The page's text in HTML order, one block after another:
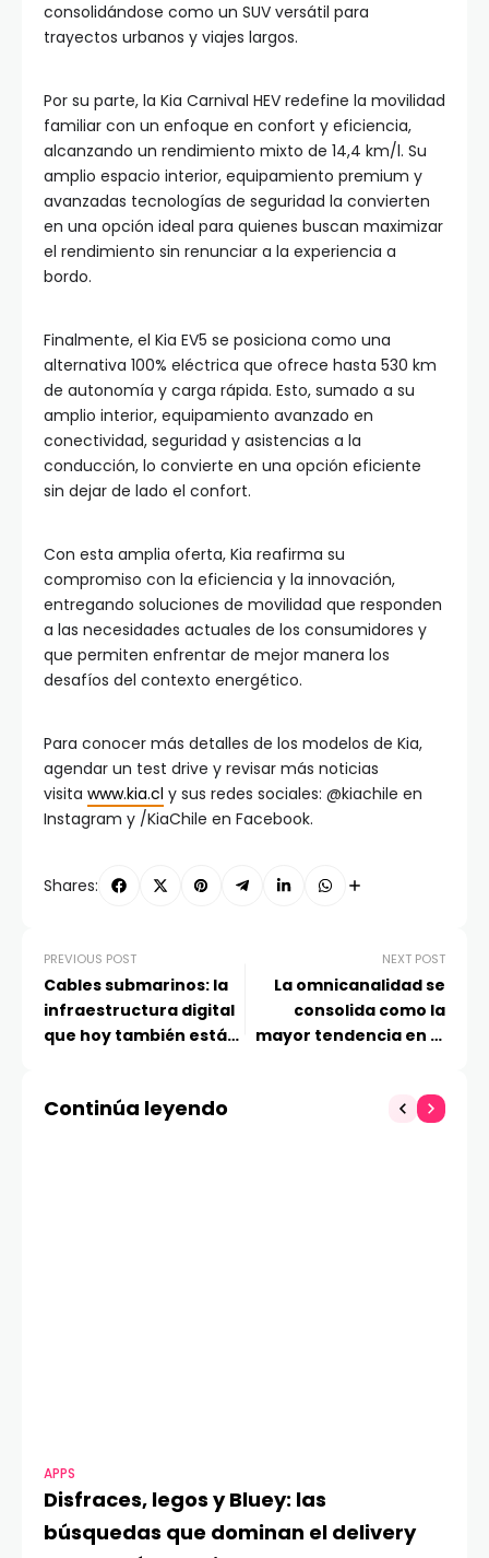
consolidándose como un SUV versátil para
trayectos urbanos y viajes largos.
Por su parte, la Kia Carnival HEV redefine la movilidad
familiar con un enfoque en confort y eficiencia,
alcanzando un rendimiento mixto de 14,4 km/l. Su
amplio espacio interior, equipamiento premium y
avanzadas tecnologías de seguridad la convierten
en una opción ideal para quienes buscan maximizar
el rendimiento sin renunciar a la experiencia a
bordo.
Finalmente, el Kia EV5 se posiciona como una
alternativa 100% eléctrica que ofrece hasta 530 km
de autonomía y carga rápida. Esto, sumado a su
amplio interior, equipamiento avanzado en
conectividad, seguridad y asistencias a la
conducción, lo convierte en una opción eficiente
sin dejar de lado el confort.
Con esta amplia oferta, Kia reafirma su
compromiso con la eficiencia y la innovación,
entregando soluciones de movilidad que responden
a las necesidades actuales de los consumidores y
que permiten enfrentar de mejor manera los
desafíos del contexto energético.
Para conocer más detalles de los modelos de Kia,
agendar un test drive y revisar más noticias
visita www.kia.cl y sus redes sociales: @kiachile en
Instagram y /KiaChile en Facebook.
Shares:
PREVIOUS POST
Cables submarinos: la
infraestructura digital
que hoy también está
NEXT POST
La omnicanalidad se
consolida como la
mayor tendencia en el
Continúa leyendo
APPS
Disfraces, legos y Bluey: las
búsquedas que dominan el delivery